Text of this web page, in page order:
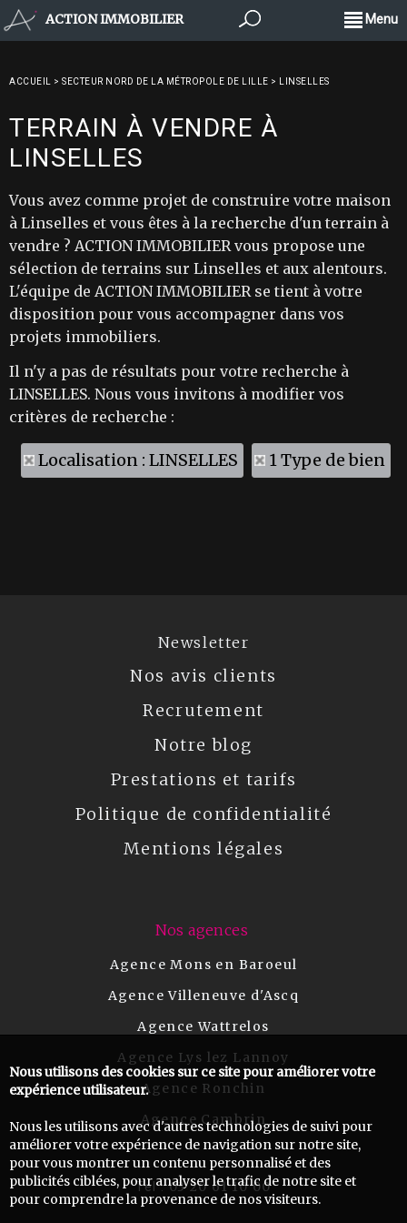
ACTION IMMOBILIER Menu
ACCUEIL > SECTEUR NORD DE LA MÉTROPOLE DE LILLE > LINSELLES
TERRAIN À VENDRE À
LINSELLES
Vous avez comme projet de construire votre maison
à Linselles et vous êtes à la recherche d'un terrain à
vendre ? ACTION IMMOBILIER vous propose une
sélection de terrains sur Linselles et aux alentours.
L'équipe de ACTION IMMOBILIER se tient à votre
disposition pour vous accompagner dans vos
projets immobiliers.
Il n'y a pas de résultats pour votre recherche à
LINSELLES. Nous vous invitons à modifier vos
critères de recherche :
Localisation : LINSELLES 1 Type de bien
Newsletter
Nos avis clients
Recrutement
Notre blog
Prestations et tarifs
Politique de confidentialité
Mentions légales
Nos agences
Agence Mons en Baroeul
Agence Villeneuve d'Ascq
Agence Wattrelos
Agence Lys lez Lannoy
Agence Ronchin
Agence Cambrin
Tel :03 20 61 10 00
Nous utilisons des cookies sur ce site pour améliorer votre
expérience utilisateur.
Nous les utilisons avec d'autres technologies de suivi pour
améliorer votre expérience de navigation sur notre site,
pour vous montrer un contenu personnalisé et des
publicités ciblées, pour analyser le trafic de notre site et
pour comprendre la provenance de nos visiteurs.